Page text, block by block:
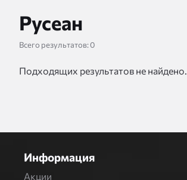
Русеан
Всего результатов:0
Подходящих результатов не найдено.
Информация
Акции